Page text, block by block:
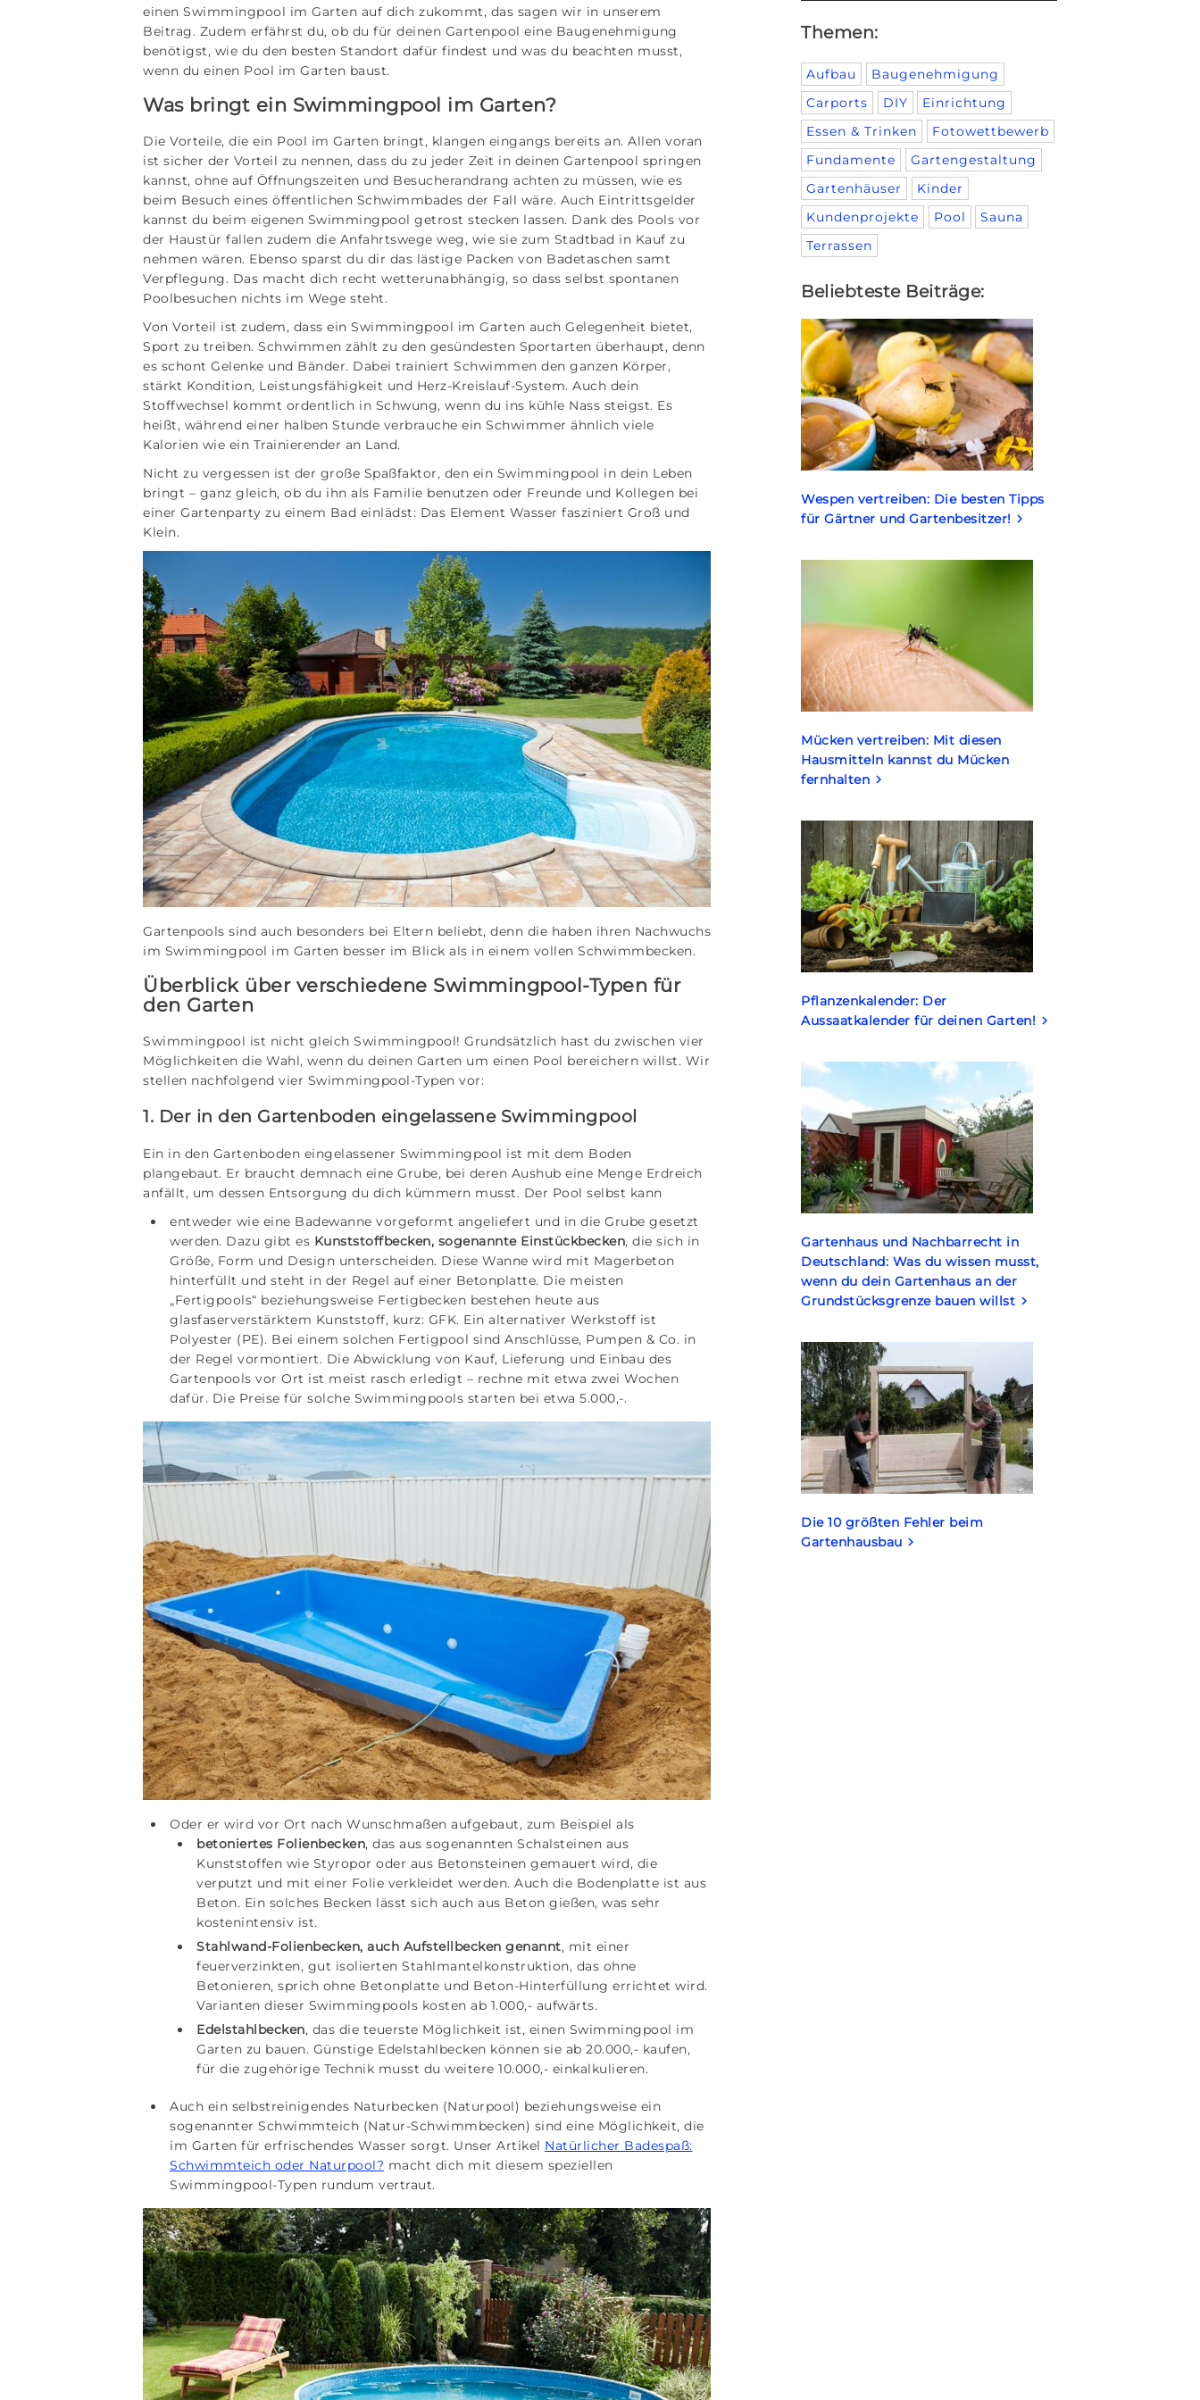
einen Swimmingpool im Garten auf dich zukommt, das sagen wir in unserem
Beitrag. Zudem erfährst du, ob du für deinen Gartenpool eine Baugenehmigung
benötigst, wie du den besten Standort dafür findest und was du beachten musst,
wenn du einen Pool im Garten baust.
Was bringt ein Swimmingpool im Garten?
Die Vorteile, die ein Pool im Garten bringt, klangen eingangs bereits an. Allen voran
ist sicher der Vorteil zu nennen, dass du zu jeder Zeit in deinen Gartenpool springen
kannst, ohne auf Öffnungszeiten und Besucherandrang achten zu müssen, wie es
beim Besuch eines öffentlichen Schwimmbades der Fall wäre. Auch Eintrittsgelder
kannst du beim eigenen Swimmingpool getrost stecken lassen. Dank des Pools vor
der Haustür fallen zudem die Anfahrtswege weg, wie sie zum Stadtbad in Kauf zu
nehmen wären. Ebenso sparst du dir das lästige Packen von Badetaschen samt
Verpflegung. Das macht dich recht wetterunabhängig, so dass selbst spontanen
Poolbesuchen nichts im Wege steht.
Von Vorteil ist zudem, dass ein Swimmingpool im Garten auch Gelegenheit bietet,
Sport zu treiben. Schwimmen zählt zu den gesündesten Sportarten überhaupt, denn
es schont Gelenke und Bänder. Dabei trainiert Schwimmen den ganzen Körper,
stärkt Kondition, Leistungsfähigkeit und Herz-Kreislauf-System. Auch dein
Stoffwechsel kommt ordentlich in Schwung, wenn du ins kühle Nass steigst. Es
heißt, während einer halben Stunde verbrauche ein Schwimmer ähnlich viele
Kalorien wie ein Trainierender an Land.
Nicht zu vergessen ist der große Spaßfaktor, den ein Swimmingpool in dein Leben
bringt – ganz gleich, ob du ihn als Familie benutzen oder Freunde und Kollegen bei
einer Gartenparty zu einem Bad einlädst: Das Element Wasser fasziniert Groß und
Klein.
Gartenpools sind auch besonders bei Eltern beliebt, denn die haben ihren Nachwuchs
im Swimmingpool im Garten besser im Blick als in einem vollen Schwimmbecken.
Überblick über verschiedene Swimmingpool-Typen für
den Garten
Swimmingpool ist nicht gleich Swimmingpool! Grundsätzlich hast du zwischen vier
Möglichkeiten die Wahl, wenn du deinen Garten um einen Pool bereichern willst. Wir
stellen nachfolgend vier Swimmingpool-Typen vor:
1. Der in den Gartenboden eingelassene Swimmingpool
Ein in den Gartenboden eingelassener Swimmingpool ist mit dem Boden
plangebaut. Er braucht demnach eine Grube, bei deren Aushub eine Menge Erdreich
anfällt, um dessen Entsorgung du dich kümmern musst. Der Pool selbst kann
entweder wie eine Badewanne vorgeformt angeliefert und in die Grube gesetzt
werden. Dazu gibt es Kunststoffbecken, sogenannte Einstückbecken, die sich in
Größe, Form und Design unterscheiden. Diese Wanne wird mit Magerbeton
hinterfüllt und steht in der Regel auf einer Betonplatte. Die meisten
„Fertigpools“ beziehungsweise Fertigbecken bestehen heute aus
glasfaserverstärktem Kunststoff, kurz: GFK. Ein alternativer Werkstoff ist
Polyester (PE). Bei einem solchen Fertigpool sind Anschlüsse, Pumpen & Co. in
der Regel vormontiert. Die Abwicklung von Kauf, Lieferung und Einbau des
Gartenpools vor Ort ist meist rasch erledigt – rechne mit etwa zwei Wochen
dafür. Die Preise für solche Swimmingpools starten bei etwa 5.000,-.
Oder er wird vor Ort nach Wunschmaßen aufgebaut, zum Beispiel als
betoniertes Folienbecken, das aus sogenannten Schalsteinen aus
Kunststoffen wie Styropor oder aus Betonsteinen gemauert wird, die
verputzt und mit einer Folie verkleidet werden. Auch die Bodenplatte ist aus
Beton. Ein solches Becken lässt sich auch aus Beton gießen, was sehr
kostenintensiv ist.
Stahlwand-Folienbecken, auch Aufstellbecken genannt, mit einer
feuerverzinkten, gut isolierten Stahlmantelkonstruktion, das ohne
Betonieren, sprich ohne Betonplatte und Beton-Hinterfüllung errichtet wird.
Varianten dieser Swimmingpools kosten ab 1.000,- aufwärts.
Edelstahlbecken, das die teuerste Möglichkeit ist, einen Swimmingpool im
Garten zu bauen. Günstige Edelstahlbecken können sie ab 20.000,- kaufen,
für die zugehörige Technik musst du weitere 10.000,- einkalkulieren.
Auch ein selbstreinigendes Naturbecken (Naturpool) beziehungsweise ein
sogenannter Schwimmteich (Natur-Schwimmbecken) sind eine Möglichkeit, die
im Garten für erfrischendes Wasser sorgt. Unser Artikel Natürlicher Badespaß:
Schwimmteich oder Naturpool? macht dich mit diesem speziellen
Swimmingpool-Typen rundum vertraut.
Themen:
Aufbau
Baugenehmigung
Carports
DIY
Einrichtung
Essen & Trinken
Fotowettbewerb
Fundamente
Gartengestaltung
Gartenhäuser
Kinder
Kundenprojekte
Pool
Sauna
Terrassen
Beliebteste Beiträge:
Wespen vertreiben: Die besten Tipps
für Gärtner und Gartenbesitzer! keyboard_arrow_right
Mücken vertreiben: Mit diesen
Hausmitteln kannst du Mücken
fernhalten keyboard_arrow_right
Pflanzenkalender: Der
Aussaatkalender für deinen Garten! keyboard_arrow_right
Gartenhaus und Nachbarrecht in
Deutschland: Was du wissen musst,
wenn du dein Gartenhaus an der
Grundstücksgrenze bauen willst keyboard_arrow_right
Die 10 größten Fehler beim
Gartenhausbau keyboard_arrow_right